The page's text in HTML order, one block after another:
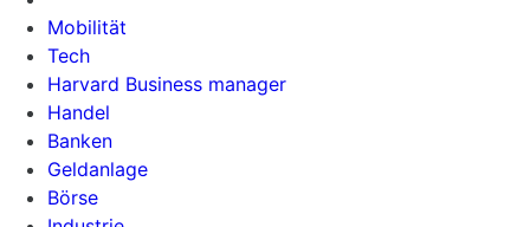
Mobilität
Tech
Harvard Business manager
Handel
Banken
Geldanlage
Börse